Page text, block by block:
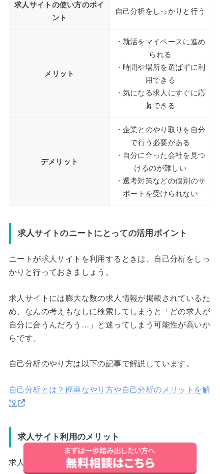
求人サイトの使い方のポイ
ント
自己分析をしっかりと行う
メリット
・就活をマイペースに進め
られる
・時間や場所を選ばずに利
用できる
・気になる求人にすぐに応
募できる
デメリット
・企業とのやり取りを自分
で行う必要がある
・自分に合った会社を見つ
けるのが難しい
・選考対策などの個別のサ
ポートを受けられない
求人サイトのニートにとっての活用ポイント
ニートが求人サイトを利用するときは、自己分析をしっ
かりと行っておきましょう。
求人サイトには膨大な数の求人情報が掲載されているた
め、なんの考えもなしに検索してしまうと「どの求人が
自分に合うんだろう…」と迷ってしまう可能性が高いか
らです。
自己分析のやり方は以下の記事で解説しています。
自己分析とは？簡単なやり方や自己分析のメリットを解
説
求人サイト利用のメリット
求人サイトの主なメリットは、次のとおりです。